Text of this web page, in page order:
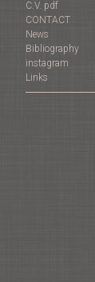
C.V. pdf
CONTACT
News
Bibliography
instagram
Links